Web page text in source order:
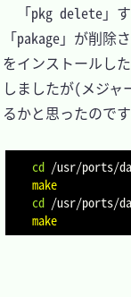
「pkg delete」
「pakage」が削除
をインストールし
しましたが(メジャ
るかと思ったのです
cd
make
cd
make